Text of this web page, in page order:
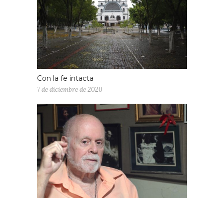
Con la fe intacta
7 de diciembre de 2020